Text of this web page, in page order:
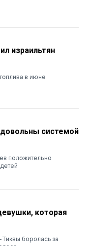
израильтян
в июне
системой
положительно
которая
Тиквы боролась за